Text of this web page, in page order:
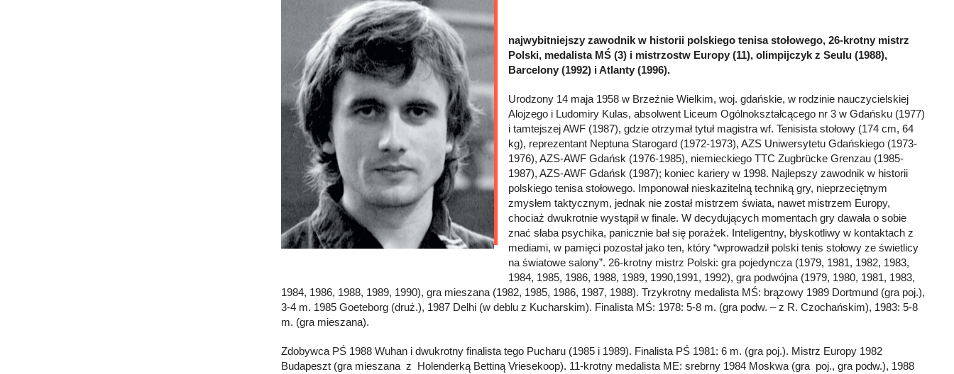
najwybitniejszy zawodnik w historii polskiego tenisa stołowego, 26-krotny mistrz
Polski, medalista MŚ (3) i mistrzostw Europy (11), olimpijczyk z Seulu (1988),
Barcelony (1992) i Atlanty (1996).
Urodzony 14 maja 1958 w Brzeźnie Wielkim, woj. gdańskie, w rodzinie nauczycielskiej
Alojzego i Ludomiry Kulas, absolwent Liceum Ogólnokształcącego nr 3 w Gdańsku (1977)
i tamtejszej AWF (1987), gdzie otrzymał tytuł magistra wf. Tenisista stołowy (174 cm, 64
kg), reprezentant Neptuna Starogard (1972-1973), AZS Uniwersytetu Gdańskiego (1973-
1976), AZS-AWF Gdańsk (1976-1985), niemieckiego TTC Zugbrücke Grenzau (1985-
1987), AZS-AWF Gdańsk (1987); koniec kariery w 1998. Najlepszy zawodnik w historii
polskiego tenisa stołowego. Imponował nieskazitelną techniką gry, nieprzeciętnym
zmysłem taktycznym, jednak nie został mistrzem świata, nawet mistrzem Europy,
chociaż dwukrotnie wystąpił w finale. W decydujących momentach gry dawała o sobie
znać słaba psychika, panicznie bał się porażek. Inteligentny, błyskotliwy w kontaktach z
mediami, w pamięci pozostał jako ten, który “wprowadził polski tenis stołowy ze świetlicy
na światowe salony”. 26-krotny mistrz Polski: gra pojedyncza (1979, 1981, 1982, 1983,
1984, 1985, 1986, 1988, 1989, 1990,1991, 1992), gra podwójna (1979, 1980, 1981, 1983,
1984, 1986, 1988, 1989, 1990), gra mieszana (1982, 1985, 1986, 1987, 1988). Trzykrotny medalista MŚ: brązowy 1989 Dortmund (gra poj.),
3-4 m. 1985 Goeteborg (druż.), 1987 Delhi (w deblu z Kucharskim). Finalista MŚ: 1978: 5-8 m. (gra podw. – z R. Czochańskim), 1983: 5-8
m. (gra mieszana).
Zdobywca PŚ 1988 Wuhan i dwukrotny finalista tego Pucharu (1985 i 1989). Finalista PŚ 1981: 6 m. (gra poj.). Mistrz Europy 1982
Budapeszt (gra mieszana z Holenderką Bettiną Vriesekoop). 11-krotny medalista ME: srebrny 1984 Moskwa (gra poj., gra podw.), 1988